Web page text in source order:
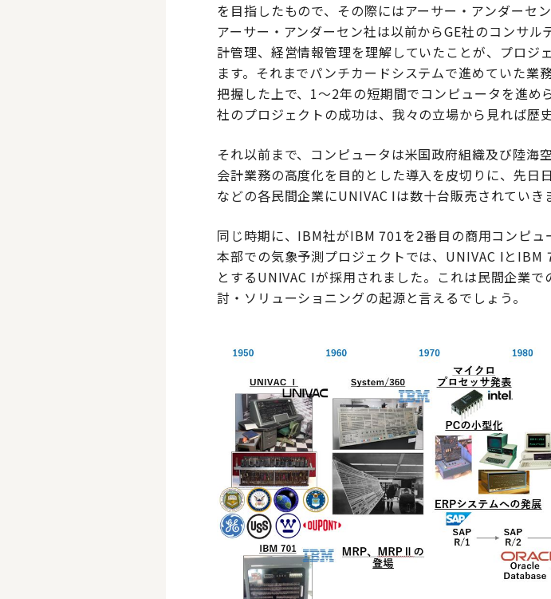
を目指したもので、その際にはアーサー・アンダーセ
アーサー・アンダーセン社は以前からGE社のコンサ
計管理、経営情報管理を理解していたことが、プロジ
ます。それまでパンチカードシステムで進めていた業
把握した上で、1～2年の短期間でコンピュータを進め
社のプロジェクトの成功は、我々の立場から見れば歴
それ以前まで、コンピュータは米国政府組織及び陸海
会計業務の高度化を目的とした導入を皮切りに、先日
などの各民間企業にUNIVAC Ⅰは数十台販売されていき
同じ時期に、IBM社がIBM 701を2番目の商用コンピ
本部での気象予測プロジェクトでは、UNIVAC Ⅰと
とするUNIVAC Ⅰが採用されました。これは民間企業
討・ソリューショニングの起源と言えるでしょう。